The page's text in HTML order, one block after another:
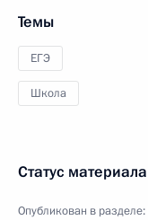
Темы
ЕГЭ
Школа
Статус материала
Опубликован в разделе: